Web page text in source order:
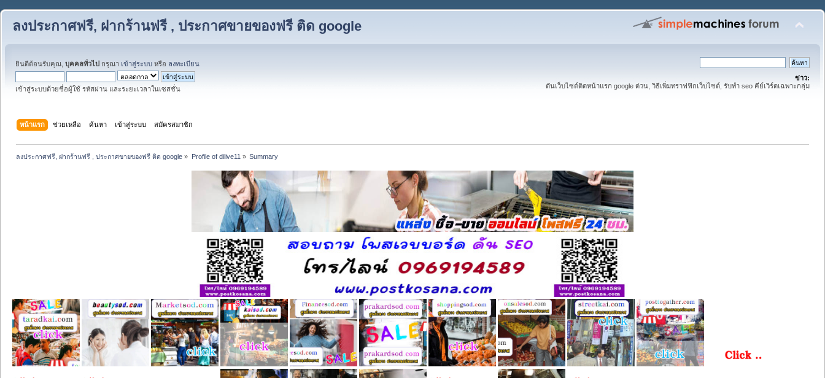
ลงประกาศฟรี, ฝากร้านฟรี , ประกาศขายของฟรี ติด google
ยินดีต้อนรับคุณ, บุคคลทั่วไป กรุณา เข้าสู่ระบบ หรือ ลงทะเบียน
เข้าสู่ระบบด้วยชื่อผู้ใช้ รหัสผ่าน และระยะเวลาในเซสชั่น
ข่าว:
ดันเว็บไซต์ติดหน้าแรก google ด่วน, วิธีเพิ่มทราฟฟิกเว็บไซต์, รับทำ seo คีย์เวิร์ดเฉพาะกลุ่ม
หน้าแรก ช่วยเหลือ ค้นหา เข้าสู่ระบบ สมัครสมาชิก
ลงประกาศฟรี, ฝากร้านฟรี , ประกาศขายของฟรี ติด google » Profile of dilive11 » Summary